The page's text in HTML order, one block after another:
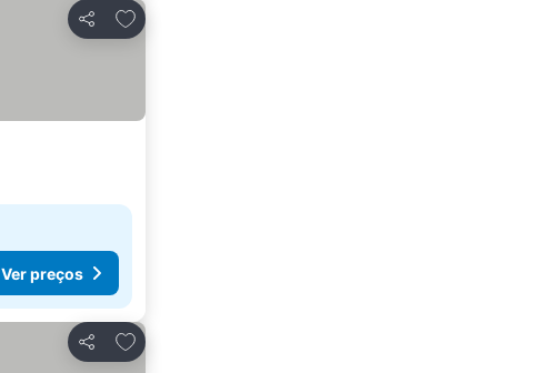
Partilhar
Adicionar aos favoritos
Ver preços
Partilhar
Adicionar aos favoritos